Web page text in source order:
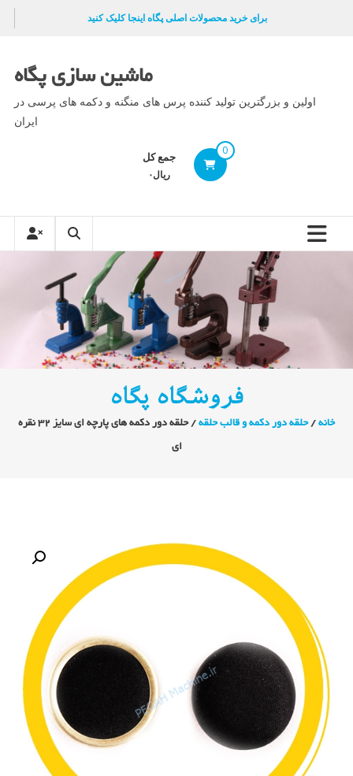
برای خرید محصولات اصلی پگاه اینجا کلیک کنید
ماشین سازی پگاه
اولین و بزرگترین تولید کننده پرس های منگنه و دکمه های پرسی در
ایران
0 جمع کل
ریال۰
فروشگاه پگاه
خانه /حلقه دور دکمه و قالب حلقه / حلقه دور دکمه های پارچه ای سایز ۳۲ نقره
ای